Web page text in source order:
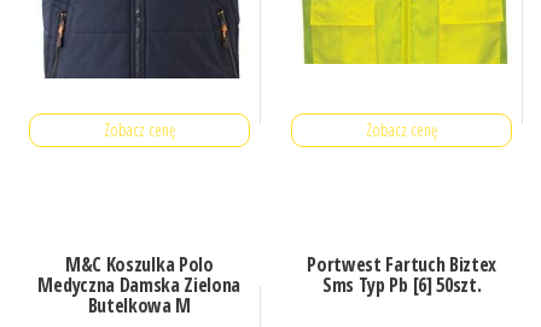
Zobacz cenę Zobacz cenę
M&C Koszulka Polo
Medyczna Damska Zielona
Butelkowa M
Portwest Fartuch Biztex
Sms Typ Pb [6] 50szt.